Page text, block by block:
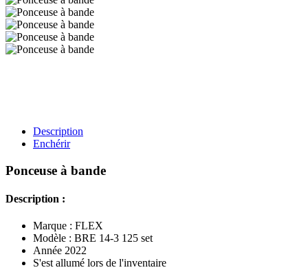
Description
Enchérir
Ponceuse à bande
Description :
Marque : FLEX
Modèle : BRE 14-3 125 set
Année 2022
S'est allumé lors de l'inventaire